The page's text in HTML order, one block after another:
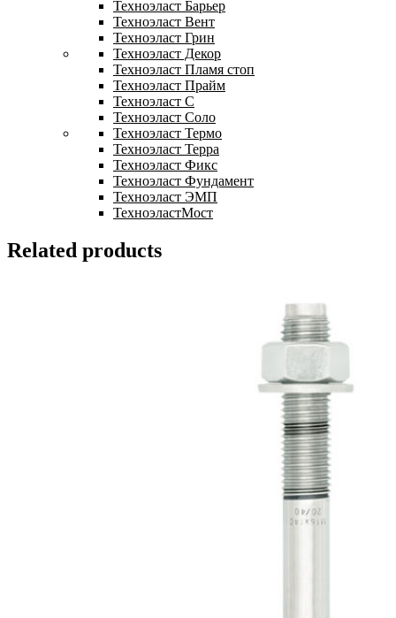
Техноэласт Барьер
Техноэласт Вент
Техноэласт Грин
Техноэласт Декор
Техноэласт Пламя стоп
Техноэласт Прайм
Техноэласт С
Техноэласт Соло
Техноэласт Термо
Техноэласт Терра
Техноэласт Фикс
Техноэласт Фундамент
Техноэласт ЭМП
ТехноэластМост
Related products